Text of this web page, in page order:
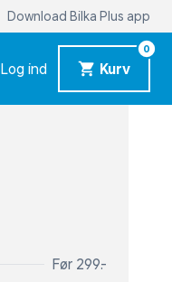
Download Bilka Plus app
Log ind Kurv
0
Før 299,-